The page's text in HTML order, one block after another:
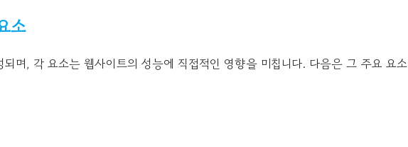
소
되며, 각 요소는 웹사이트의 성능에 직접적인 영향을 미칩니다. 다음은 그 주요 요소